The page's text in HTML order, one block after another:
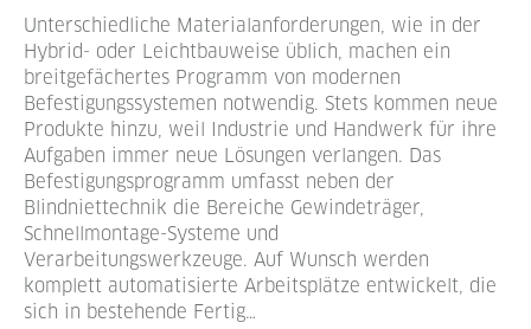
Unterschiedliche Materialanforderungen, wie in der
Hybrid- oder Leichtbauweise üblich, machen ein
breitgefächertes Programm von modernen
Befestigungssystemen notwendig. Stets kommen neue
Produkte hinzu, weil Industrie und Handwerk für ihre
Aufgaben immer neue Lösungen verlangen. Das
Befestigungsprogramm umfasst neben der
Blindniettechnik die Bereiche Gewindeträger,
Schnellmontage-Systeme und
Verarbeitungswerkzeuge. Auf Wunsch werden
komplett automatisierte Arbeitsplätze entwickelt, die
sich in bestehende Fertig…